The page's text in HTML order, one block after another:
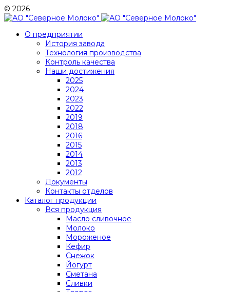
© 2026
О предприятии
История завода
Технология производства
Контроль качества
Наши достижения
2025
2024
2023
2022
2019
2018
2016
2015
2014
2013
2012
Документы
Контакты отделов
Каталог продукции
Вся продукция
Масло сливочное
Молоко
Мороженое
Кефир
Снежок
Йогурт
Сметана
Сливки